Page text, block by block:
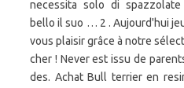
necessita solo di
bello il suo … 2 . Aujourd'hui
vous plaisir grâce à notre
cher ! Never est issu de
des. Achat Bull terrier en